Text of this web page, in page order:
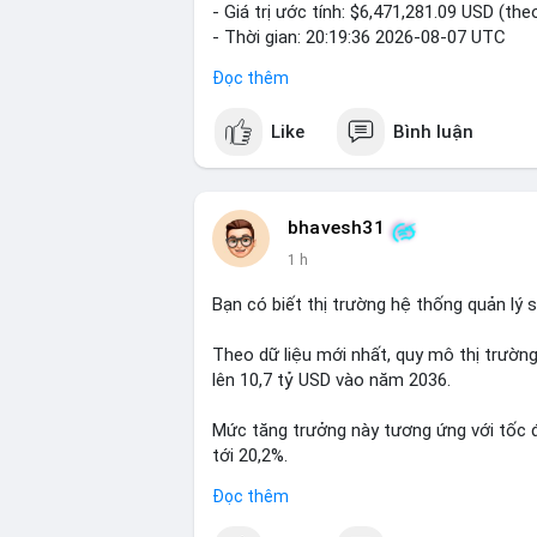
- Giá trị ước tính: $6,471,281.09 USD
- Thời gian: 20:19:36 2026-08-07 UTC
Nhận định phân tích: Khối lượng 99.6
gặp ở hai kịch bản: cá voi nạp lên sàn
chuyển sang ví lạnh nhằm tích lũy dài
BTC vào ví nóng sàn, khả năng cao là
hoạt động, đó là tín hiệu gom hàng chiến
tránh hành động theo cảm xúc. Xác
#99dot6btc #capvoichuyentien
Đọc thêm
Like Bình luận
bhavesh31
1 h
Bạn có biết thị trường hệ thống quản lý
Theo dữ liệu mới nhất, quy mô thị
lên 10,7 tỷ USD vào năm 2036.
Mức tăng trưởng này tương ứng với tốc
tới 20,2%.
Điều gì đang thúc đẩy sự tăng trưởng
Đọc thêm